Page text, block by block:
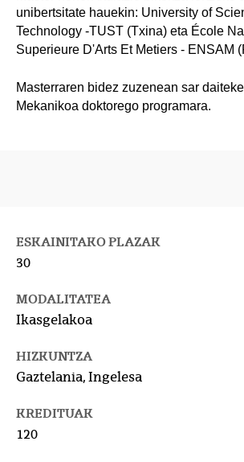
unibertsitate hauekin: University of
Technology -TUST (Txina) eta École
Superieure D'Arts Et Metiers - ENSAM
Masterraren bidez zuzenean sar
Mekanikoa doktorego programara.
ESKAINITAKO PLAZAK
30
MODALITATEA
Ikasgelakoa
HIZKUNTZA
Gaztelania, Ingelesa
KREDITUAK
120